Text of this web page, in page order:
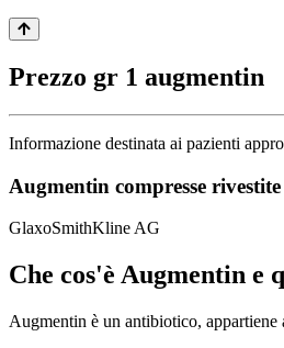
Prezzo gr 1 augmentin
Informazione destinata ai pazienti
Augmentin compresse rivestite
GlaxoSmithKline AG
Che cos'è Augmentin e
Augmentin è un antibiotico,